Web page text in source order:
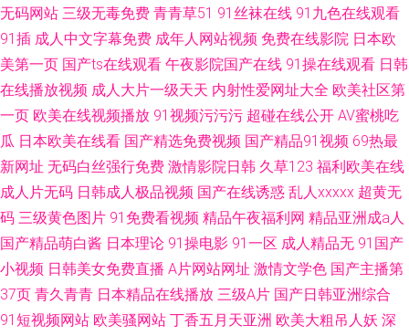
无码网站 三级无毒免费 青青草51 91丝袜在线 91九色在线观看
91插 成人中文字幕免费 成年人网站视频 免费在线影院 日本欧
美第一页 国产ts在线观看 午夜影院国产在线 91操在线观看 日韩
在线播放视频 成人大片一级天天 内射性爱网址大全 欧美社区第
一页 欧美在线视频播放 91视频污污污 超碰在线公开 AV蜜桃吃
瓜 日本欧美在线看 国产精选免费视频 国产精品91视频 69热最
新网址 无码白丝强行免费 激情影院日韩 久草123 福利欧美在线
成人片无码 日韩成人极品视频 国产在线诱惑 乱人xxxxx 超黄无
码 三级黄色图片 91免费看视频 精品午夜福利网 精品亚洲成a人
国产精品萌白酱 日本理论 91操电影 91一区 成人精品无 91国产
小视频 日韩美女免费直播 A片网站网址 激情文学色 国产主播第
37页 青久青青 日本精品在线播放 三级A片 国产日韩亚洲综合
91短视频网站 欧美骚网站 丁香五月天亚洲 欧美大粗吊人妖 深